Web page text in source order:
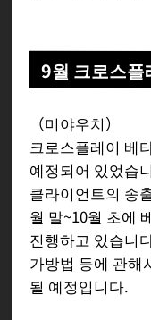
9월 크로스플
（미야우치）
크로스플레이 베
예정되어 있었습
클라이언트의 송
월 말~10월 초에
진행하고 있습니
가방법 등에 관해
될 예정입니다.